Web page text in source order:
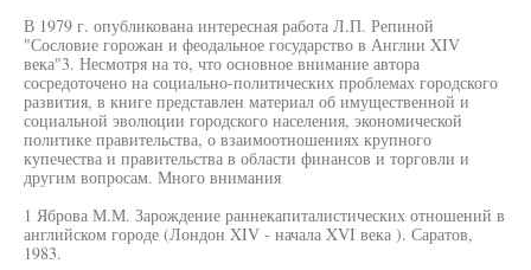
В 1979 г. опубликована интересная работа Л.П. Репиной
"Сословие горожан и феодальное государство в Англии XIV
века"3. Несмотря на то, что основное внимание автора
сосредоточено на социально-политических проблемах городского
развития, в книге представлен материал об имущественной и
социальной эволюции городского населения, экономической
политике правительства, о взаимоотношениях крупного
купечества и правительства в области финансов и торговли и
другим вопросам. Много внимания
1 Яброва М.М. Зарождение раннекапиталистических отношений в
английском городе (Лондон XIV - начала XVI века ). Саратов,
1983.